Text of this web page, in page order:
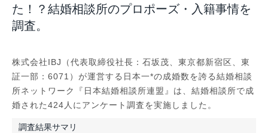
た！？結婚相談所のプロポーズ・入籍事情を
調査。
株式会社IBJ（代表取締役社長：石坂茂、東京都新宿区、東
証一部：6071）が運営する日本一*の成婚数を誇る結婚相談
所ネットワーク『⽇本結婚相談所連盟』は、結婚相談所で成
婚された424人にアンケート調査を実施しました。
調査結果サマリ